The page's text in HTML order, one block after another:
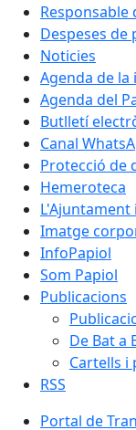
Responsable
Despeses
Noticies
Agenda de
Agenda del
Butlletí
Canal
Protecció de
Hemeroteca
Imatge
InfoPapiol
Som Papiol
Publicacions
De Bat a
Cartells i
RSS
Portal de